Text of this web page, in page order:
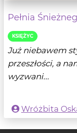
Pełnia
KSIĘŻYC
Już niebawem
przeszłości, a
wyzwani...
Wróżbita